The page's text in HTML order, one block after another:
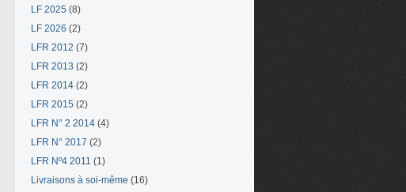
LF 2025 (8)
LF 2026 (2)
LFR 2012 (7)
LFR 2013 (2)
LFR 2014 (2)
LFR 2015 (2)
LFR N° 2 2014 (4)
LFR N° 2017 (2)
LFR Nº4 2011 (1)
Livraisons à soi-même (16)